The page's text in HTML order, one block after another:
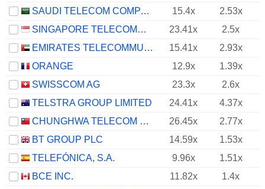
SAUDI TELECOM COMPANY
15.4x
2.53x
SINGAPORE TELECOMMUNICATIONS LIMITED
23.41x
2.5x
EMIRATES TELECOMMUNICATIONS GROUP COMPANY
15.41x
2.93x
ORANGE
12.9x
1.39x
SWISSCOM AG
23.3x
2.6x
TELSTRA GROUP LIMITED
24.41x
4.37x
CHUNGHWA TELECOM CO., LTD.
26.45x
2.77x
BT GROUP PLC
14.59x
1.53x
TELEFÓNICA, S.A.
9.96x
1.51x
BCE INC.
11.82x
1.4x